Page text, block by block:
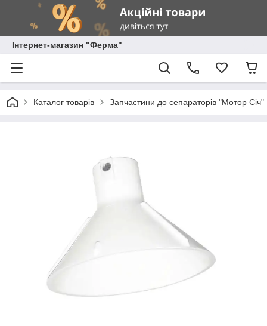
Інтернет-магазин "Ферма"
Каталог товарів Запчастини до сепараторів "Мотор Січ"